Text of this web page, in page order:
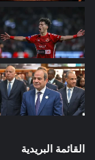
القائمة البريدية